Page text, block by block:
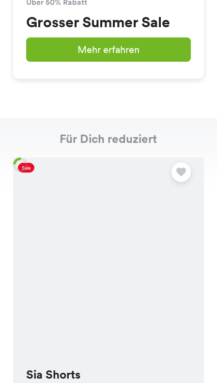
Grosser Summer Sale
Mehr erfahren
Für Dich reduziert
Sale
Sia Shorts